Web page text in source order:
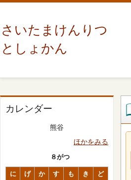
さいたまけんりつ
としょかん
カレンダー
熊谷
ほかをみる
８がつ
に
げ
か
す
も
き
ど